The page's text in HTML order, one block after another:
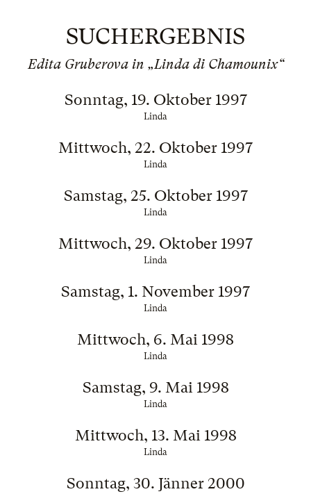
SUCHERGEBNIS
Edita Gruberova in „Linda di Chamounix“
Sonntag, 19. Oktober 1997
Linda
Mittwoch, 22. Oktober 1997
Linda
Samstag, 25. Oktober 1997
Linda
Mittwoch, 29. Oktober 1997
Linda
Samstag, 1. November 1997
Linda
Mittwoch, 6. Mai 1998
Linda
Samstag, 9. Mai 1998
Linda
Mittwoch, 13. Mai 1998
Linda
Sonntag, 30. Jänner 2000